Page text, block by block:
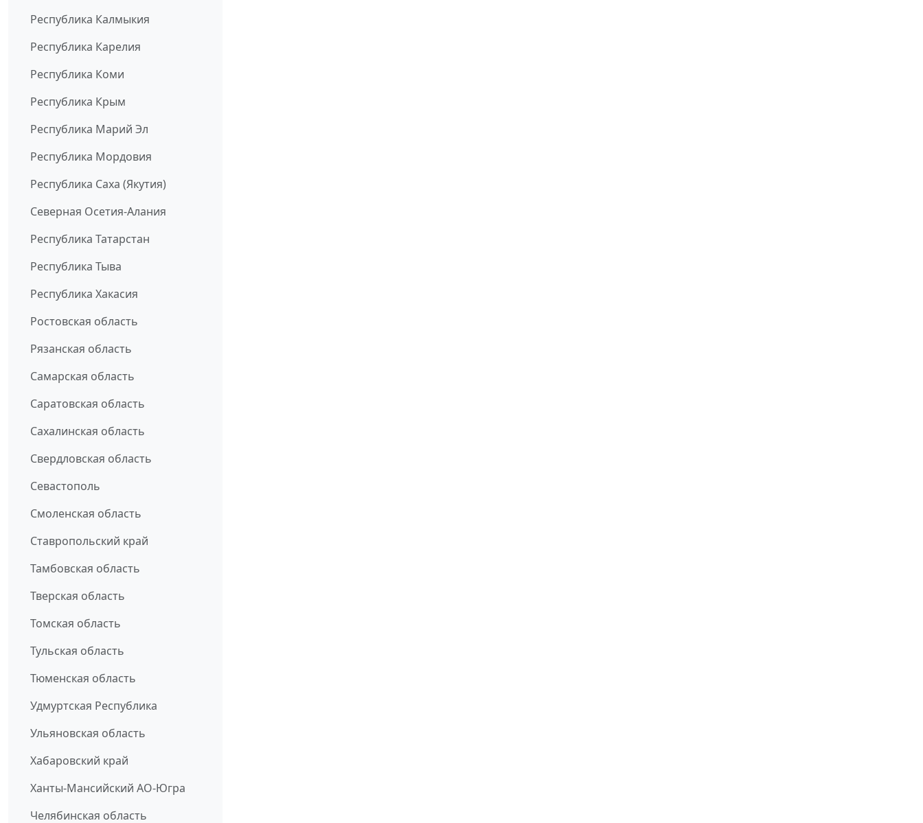
Республика Калмыкия
Республика Карелия
Республика Коми
Республика Крым
Республика Марий Эл
Республика Мордовия
Республика Саха (Якутия)
Северная Осетия-Алания
Республика Татарстан
Республика Тыва
Республика Хакасия
Ростовская область
Рязанская область
Самарская область
Саратовская область
Сахалинская область
Свердловская область
Севастополь
Смоленская область
Ставропольский край
Тамбовская область
Тверская область
Томская область
Тульская область
Тюменская область
Удмуртская Республика
Ульяновская область
Хабаровский край
Ханты-Мансийский АО-Югра
Челябинская область